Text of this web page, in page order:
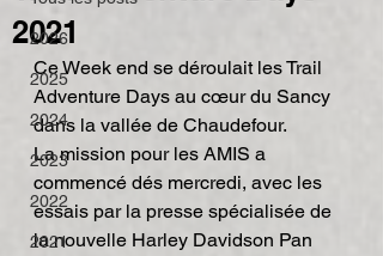
2026
2025
2024
2023
2022
2021
2021
Ce Week end se déroulait les Trail
Adventure Days au cœur du Sancy
dans la vallée de Chaudefour.
La mission pour les AMIS a
commencé dés mercredi, avec les
essais par la presse spécialisée de
la nouvelle Harley Davidson Pan